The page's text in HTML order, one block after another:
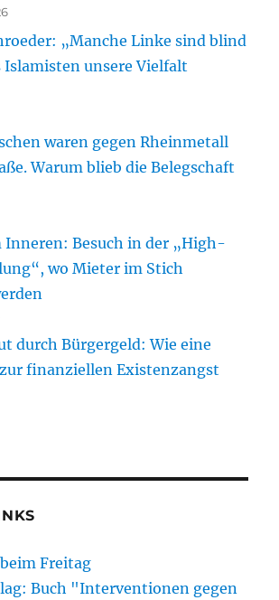
„Manche Linke sind blind
Islamisten unsere Vielfalt
waren gegen Rheinmetall
Warum blieb die Belegschaft
Inneren: Besuch in der „High-
wo Mieter im Stich
durch Bürgergeld: Wie eine
finanziellen Existenzangst
Freitag
Buch "Interventionen gegen